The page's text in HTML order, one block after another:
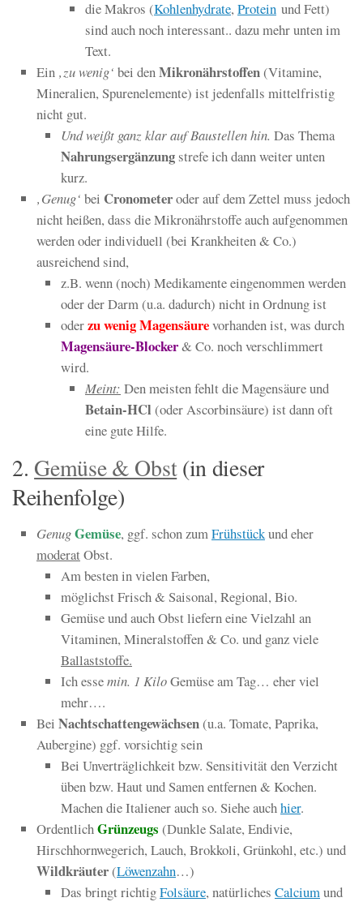
die Makros (Kohlenhydrate, Protein und Fett)
sind auch noch interessant.. dazu mehr unten im
Text.
Ein ‚zu wenig‘ bei denMikronährstoffen(Vitamine,
Mineralien, Spurenelemente) ist jedenfalls mittelfristig
nicht gut.
Und weißt ganz klar auf Baustellen hin. Das Thema
Nahrungsergänzung strefe ich dann weiter unten
kurz.
‚Genug‘ bei Cronometeroder auf dem Zettel muss jedoch
nicht heißen, dass die Mikronährstoffe auch aufgenommen
werden oder individuell (bei Krankheiten & Co.)
ausreichend sind,
z.B. wenn (noch) Medikamente eingenommen werden
oder der Darm (u.a. dadurch) nicht in Ordnung ist
oderzu wenig Magensäurevorhanden ist, was durch
Magensäure-Blocker& Co. noch verschlimmert
wird.
Meint: Den meisten fehlt die Magensäure und
Betain-HCl (oder Ascorbinsäure) ist dann oft
eine gute Hilfe.
2. Gemüse & Obst(in dieser
Reihenfolge)
GenugGemüse, ggf. schon zumFrühstückund eher
moderatObst.
Am besten in vielen Farben,
möglichst Frisch & Saisonal, Regional, Bio.
Gemüse und auch Obst liefern eine Vielzahl an
Vitaminen, Mineralstoffen & Co. und ganz viele
Ballaststoffe.
Ich essemin. 1 KiloGemüse am Tag… eher viel
mehr….
Bei Nachtschattengewächsen(u.a. Tomate, Paprika,
Aubergine) ggf. vorsichtig sein
Bei Unverträglichkeit bzw. Sensitivität den Verzicht
üben bzw. Haut und Samen entfernen & Kochen.
Machen die Italiener auch so. Siehe auchhier.
OrdentlichGrünzeugs (Dunkle Salate, Endivie,
Hirschhornwegerich, Lauch, Brokkoli, Grünkohl, etc.) und
Wildkräuter(Löwenzahn…)
Das bringt richtigFolsäure, natürliches Calciumund